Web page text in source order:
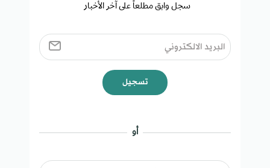
سجل وابق مطلعاً على آخر الأخبار ​
تسجيل
أو